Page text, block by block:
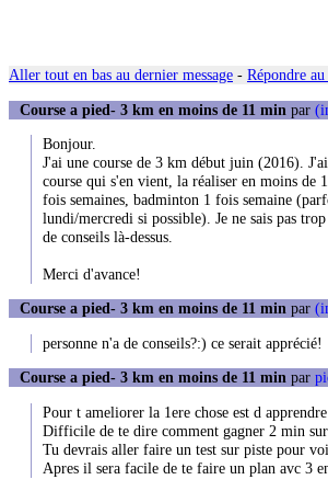
Aller tout en bas au dernier message - Répondre au
Course a pied- 3 km en moins de 11 min par
Bonjour.
J'ai une course de 3 km début juin (2016).
course qui s'en vient, la réaliser en moins de
fois semaines, badminton 1 fois semaine
lundi/mercredi si possible). Je ne sais pas
de conseils là-dessus.
Merci d'avance!
Course a pied- 3 km en moins de 11 min par
personne n'a de conseils?:) ce serait apprécié!
Course a pied- 3 km en moins de 11 min par
Pour t ameliorer la 1ere chose est d
Difficile de te dire comment gagner 2 min sur
Tu devrais aller faire un test sur piste pour
Apres il sera facile de te faire un plan avc 3